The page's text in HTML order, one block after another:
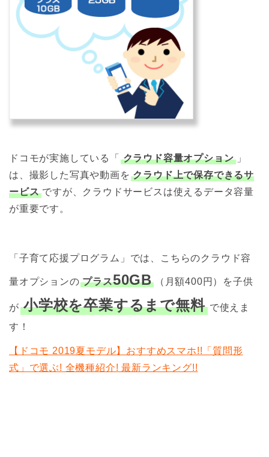
ドコモが実施している「 クラウド容量オプション
」
は、撮影した写真や動画を クラウド上で保存できるサ
ービス ですが、クラウドサービスは使えるデータ容量
が重要です。
「子育て応援プログラム」では、こちらのクラウド容
量オプションの プラス50GB （月額400円）を子供
が 小学校を卒業するまで無料 で使えま
す！
【ドコモ 2019夏モデル】おすすめスマホ!!「質問形
式」で選ぶ! 全機種紹介! 最新ランキング!!